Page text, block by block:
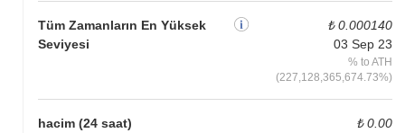
Tüm Zamanların En Yüksek
Seviyesi
₺ 0.000140
03 Sep 23
% to ATH
(227,128,365,674.73%)
hacim (24 saat) ₺ 0.00